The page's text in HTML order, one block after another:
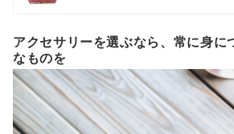
アクセサリーを選ぶなら、常に身に
なものを